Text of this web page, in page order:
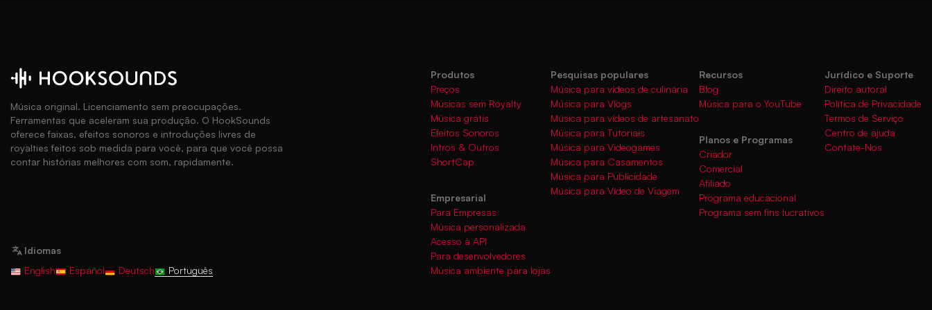
Música original. Licenciamento sem preocupações.
Ferramentas que aceleram sua produção. O HookSounds
oferece faixas, efeitos sonoros e introduções livres de
royalties feitos sob medida para você, para que você possa
contar histórias melhores com som, rapidamente.
Idiomas
English
Español Deutsch Português
Produtos
Preços
Músicas sem Royalty
Música grátis
Efeitos Sonoros
Intros & Outros
ShortCap
Empresarial
Para Empresas
Música personalizada
Acesso à API
Para desenvolvedores
Música ambiente para lojas
Pesquisas populares
Música para vídeos de culinária
Música para Vlogs
Música para vídeos de artesanato
Música para Tutoriais
Música para Videogames
Música para Casamentos
Música para Publicidade
Música para Vídeo de Viagem
Recursos
Blog
Música para o YouTube
Planos e Programas
Criador
Comercial
Afiliado
Programa educacional
Programa sem fins lucrativos
Jurídico e Suporte
Direito autoral
Política de Privacidade
Termos de Serviço
Centro de ajuda
Contate-Nos